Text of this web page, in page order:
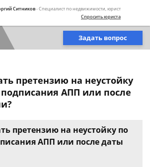
Ситников- Специалист по недвижимости, юрист
Спросить юриста
Задать вопрос
претензию на неустойку
АПП или после
претензию на неустойку по
АПП или после даты